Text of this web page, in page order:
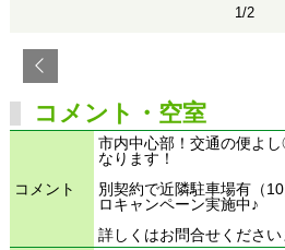
1/2
コメント・空室
コメント
市内中心部！交通の便よ
なります！
別契約で近隣駐車場有（
ロキャンペーン実施中♪
詳しくはお問合せください